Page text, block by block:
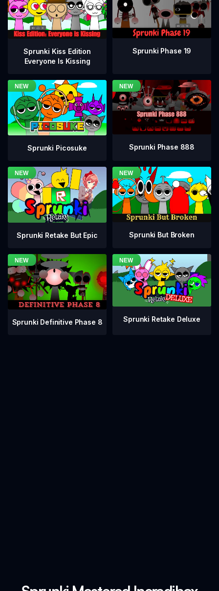
Sprunki Kiss Edition
Everyone Is Kissing
Sprunki Phase 19
Sprunki Picosuke Sprunki Phase 888
Sprunki Retake But Epic Sprunki But Broken
Sprunki Definitive Phase 8 Sprunki Retake Deluxe